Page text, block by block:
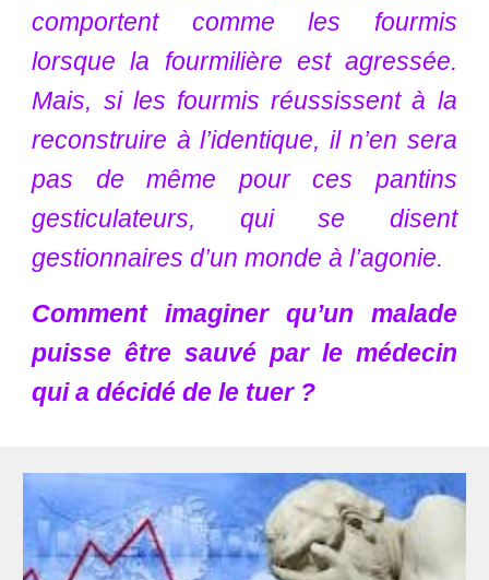
comportent comme les fourmis
lorsque la fourmilière est agressée.
Mais, si les fourmis réussissent à la
reconstruire à l’identique, il n’en sera
pas de même pour ces pantins
gesticulateurs, qui se disent
gestionnaires d’un monde à l’agonie.
Comment imaginer qu’un malade
puisse être sauvé par le médecin
qui a décidé de le tuer ?